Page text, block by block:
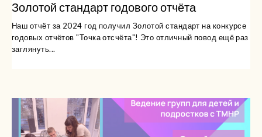
Золотой стандарт годового отчёта
Наш отчёт за 2024 год получил Золотой стандарт на конкурсе
годовых отчётов "Точка отсчёта"! Это отличный повод ещё раз
заглянуть...